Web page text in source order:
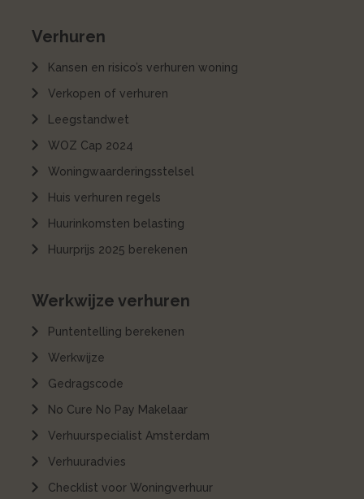
Verhuren
Kansen en risico’s verhuren woning
Verkopen of verhuren
Leegstandwet
WOZ Cap 2024
Woningwaarderingsstelsel
Huis verhuren regels
Huurinkomsten belasting
Huurprijs 2025 berekenen
Werkwijze verhuren
Puntentelling berekenen
Werkwijze
Gedragscode
No Cure No Pay Makelaar
Verhuurspecialist Amsterdam
Verhuuradvies
Checklist voor Woningverhuur